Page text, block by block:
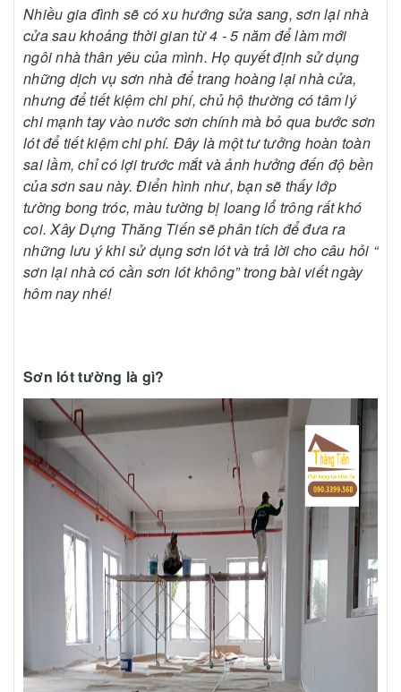
Nhiều gia đình sẽ có xu hướng sửa sang, sơn lại nhà
cửa sau khoảng thời gian từ 4 - 5 năm để làm mới
ngôi nhà thân yêu của mình. Họ quyết định sử dụng
những dịch vụ sơn nhà để trang hoàng lại nhà cửa,
nhưng để tiết kiệm chi phí, chủ hộ thường có tâm lý
chi mạnh tay vào nước sơn chính mà bỏ qua bước sơn
lót để tiết kiệm chi phí. Đây là một tư tưởng hoàn toàn
sai lầm, chỉ có lợi trước mắt và ảnh hưởng đến độ bền
của sơn sau này. Điển hình như, bạn sẽ thấy lớp
tường bong tróc, màu tường bị loang lổ trông rất khó
coi. Xây Dựng Thăng Tiến sẽ phân tích để đưa ra
những lưu ý khi sử dụng sơn lót và trả lời cho câu hỏi “
sơn lại nhà có cần sơn lót không” trong bài viết ngày
hôm nay nhé!
Sơn lót tường là gì?